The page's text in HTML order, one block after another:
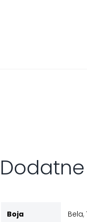
Boja Bela,